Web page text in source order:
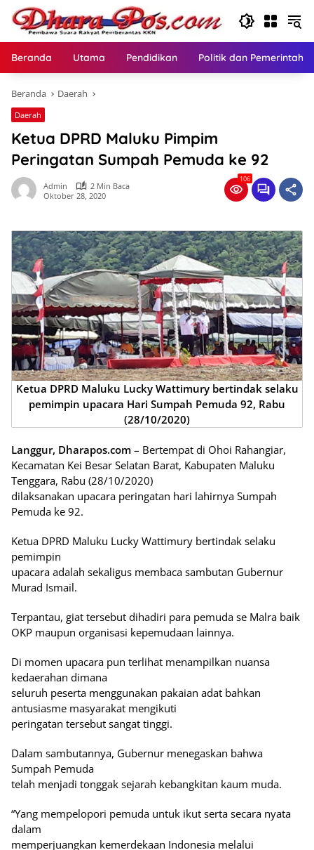
Langsung
konten
Beranda Utama Pendidikan Politik dan
Beranda Daerah
Daerah
Ketua DPRD Maluku Pimpim
Peringatan Sumpah Pemuda ke 92
Admin
2 Min Baca
Oktober 28, 2020
106
Ketua DPRD Maluku Lucky Wattimury bertindak selaku
pemimpin upacara Hari Sumpah Pemuda 92, Rabu
(28/10/2020)
Langgur, Dharapos.com – Bertempat di Ohoi Rahangiar,
Kecamatan Kei Besar Selatan Barat, Kabupaten Maluku
Tenggara, Rabu (28/10/2020)
dilaksanakan upacara peringatan hari lahirnya Sumpah
Pemuda ke 92.
Ketua DPRD Maluku Lucky Wattimury bertindak selaku
pemimpin
upacara adalah sekaligus membaca sambutan Gubernur
Murad Ismail.
Terpantau, giat tersebut dihadiri para pemuda se Malra baik
OKP maupun organisasi kepemudaan lainnya.
Di momen upacara pun terlihat menampilkan nuansa
kedaerahan dimana
seluruh peserta menggunakan pakaian adat bahkan
antusiasme masyarakat mengikuti
peringatan tersebut sangat tinggi.
Dalam sambutannya, Gubernur menegaskan bahwa
Sumpah Pemuda
telah menjadi tonggak sejarah kebangkitan kaum muda.
“Yang mempelopori pemuda untuk ikut serta secara nyata
dalam
memperjuangkan kemerdekaan Indonesia melalui